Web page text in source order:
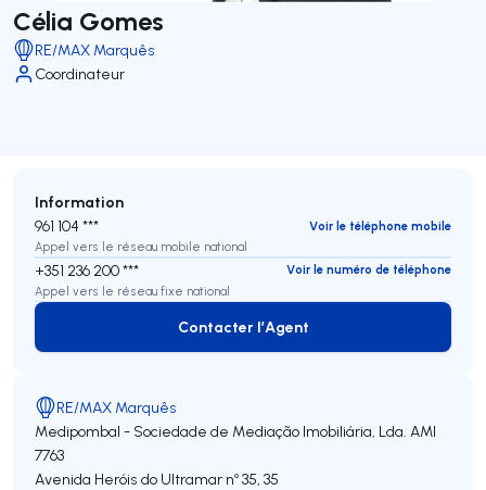
Célia Gomes
RE/MAX Marquês
Coordinateur
Information
961 104 ***
Voir le téléphone mobile
Appel vers le réseau mobile national
+351 236 200 ***
Voir le numéro de téléphone
Appel vers le réseau fixe national
Contacter l’Agent
Contacter l’Agent
RE/MAX Marquês
Medipombal - Sociedade de Mediação Imobiliária, Lda. AMI
7763
Avenida Heróis do Ultramar nº 35, 35